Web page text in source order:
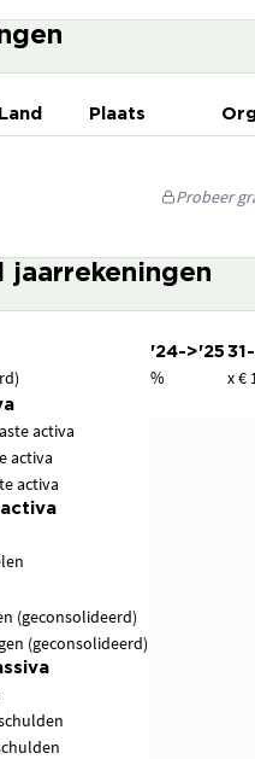
Land Plaats
Probeer
jaarrekeningen
'24->'25
% x €
activa
activa
activa
(geconsolideerd)
(geconsolideerd)